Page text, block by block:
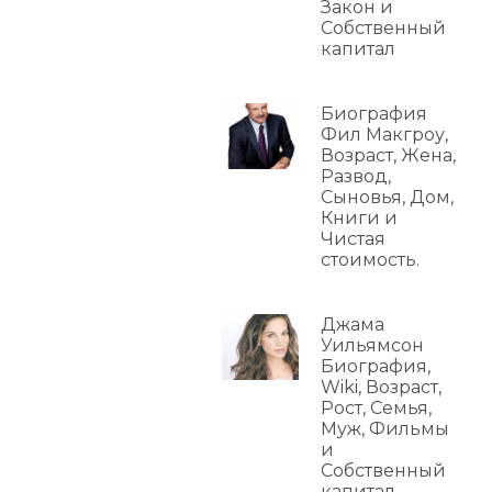
Закон и
Собственный
капитал
Биография
Фил Макгроу,
Возраст, Жена,
Развод,
Сыновья, Дом,
Книги и
Чистая
стоимость.
Джама
Уильямсон
Биография,
Wiki, Возраст,
Рост, Семья,
Муж, Фильмы
и
Собственный